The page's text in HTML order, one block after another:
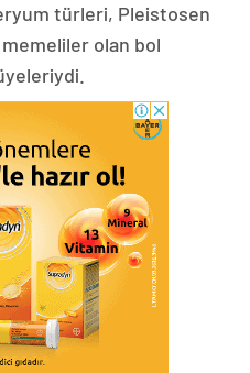
türleri, Pleistosen
olan bol